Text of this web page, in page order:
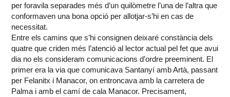
per foravila separades més d’un quilòmetre l’una de l’altra que
conformaven una bona opció per allotjar-s’hi en cas de
necessitat.
Entre els camins que s’hi consignen deixaré constància dels
quatre que criden més l’atenció al lector actual pel fet que avui
dia no els consideram comunicacions d’ordre preeminent. El
primer era la via que comunicava Santanyí amb Artà, passant
per Felanitx i Manacor, on entroncava amb la carretera de
Palma i amb el camí de cala Manacor. Precisament,